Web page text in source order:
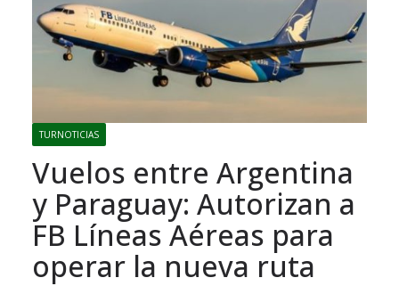
TURNOTICIAS
Vuelos entre Argentina
y Paraguay: Autorizan a
FB Líneas Aéreas para
operar la nueva ruta